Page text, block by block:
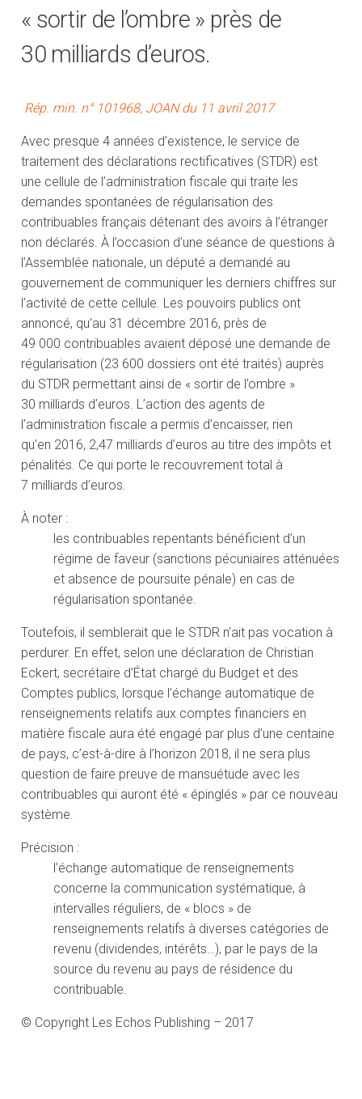
« sortir de l’ombre » près de
30 milliards d’euros.
Rép. min. n° 101968, JOAN du 11 avril 2017
Avec presque 4 années d’existence, le service de
traitement des déclarations rectificatives (STDR) est
une cellule de l’administration fiscale qui traite les
demandes spontanées de régularisation des
contribuables français détenant des avoirs à l’étranger
non déclarés. À l’occasion d’une séance de questions à
l’Assemblée nationale, un député a demandé au
gouvernement de communiquer les derniers chiffres sur
l’activité de cette cellule. Les pouvoirs publics ont
annoncé, qu’au 31 décembre 2016, près de
49 000 contribuables avaient déposé une demande de
régularisation (23 600 dossiers ont été traités) auprès
du STDR permettant ainsi de « sortir de l’ombre »
30 milliards d’euros. L’action des agents de
l’administration fiscale a permis d’encaisser, rien
qu’en 2016, 2,47 milliards d’euros au titre des impôts et
pénalités. Ce qui porte le recouvrement total à
7 milliards d’euros.
À noter :
les contribuables repentants bénéficient d’un
régime de faveur (sanctions pécuniaires atténuées
et absence de poursuite pénale) en cas de
régularisation spontanée.
Toutefois, il semblerait que le STDR n’ait pas vocation à
perdurer. En effet, selon une déclaration de Christian
Eckert, secrétaire d’État chargé du Budget et des
Comptes publics, lorsque l’échange automatique de
renseignements relatifs aux comptes financiers en
matière fiscale aura été engagé par plus d’une centaine
de pays, c’est-à-dire à l’horizon 2018, il ne sera plus
question de faire preuve de mansuétude avec les
contribuables qui auront été « épinglés » par ce nouveau
système.
Précision :
l’échange automatique de renseignements
concerne la communication systématique, à
intervalles réguliers, de « blocs » de
renseignements relatifs à diverses catégories de
revenu (dividendes, intérêts…), par le pays de la
source du revenu au pays de résidence du
contribuable.
© Copyright Les Echos Publishing – 2017